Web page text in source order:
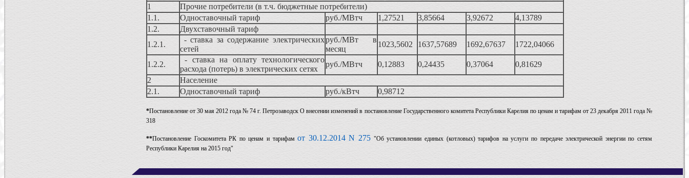
1
Прочие потребители (в т.ч. бюджетные потребители)
1.1.
Одноставочный тариф руб./МВтч 1,27521 3,85664 3,92672
4,13789
1.2.
Двухставочный тариф
1.2.1.
- ставка за содержание электрических
сетей
руб./МВт в
месяц
1023,5602 1637,57689 1692,67637 1722,04066
1.2.2.
- ставка на оплату технологического
расхода (потерь) в электрических сетях
руб./МВтч 0,12883 0,24435 0,37064
0,81629
2
Население
2.1.
Одноставочный тариф руб./кВтч 0,98712
*Постановление от 30 мая 2012 года № 74 г. Петрозаводск О внесении изменений в постановление Государственного комитета Республики Карелия по ценам и тарифам от 23 декабря 2011 года №
318
**Постановление Госкомитета РК по ценам и тарифамот 30.12.2014 N 275 "Об установлении единых (котловых) тарифов на услуги по передаче электрической энергии по сетям
Республики Карелия на 2015 год"